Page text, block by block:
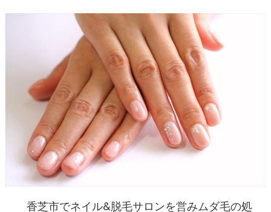
香芝市でネイル&脱毛サロンを営みムダ毛の処